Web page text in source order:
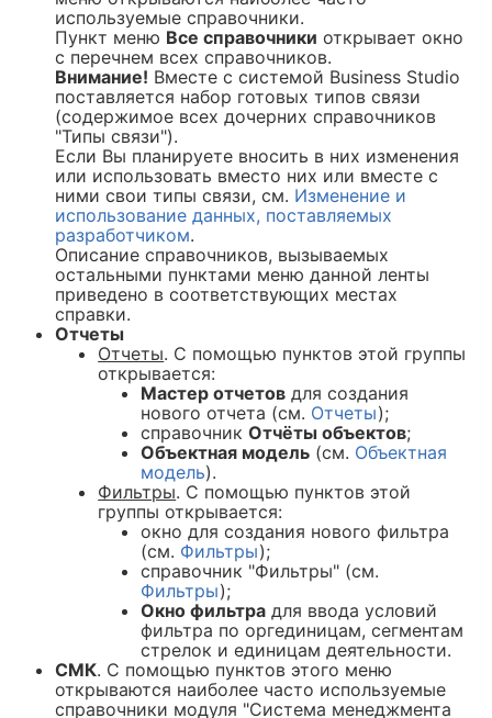
используемые справочники.
Пункт меню Все справочники открывает окно
с перечнем всех справочников.
Внимание! Вместе с системой Business Studio
поставляется набор готовых типов связи
(содержимое всех дочерних справочников
"Типы связи").
Если Вы планируете вносить в них изменения
или использовать вместо них или вместе с
ними свои типы связи, см. Изменение и
использование данных, поставляемых
разработчиком.
Описание справочников, вызываемых
остальными пунктами меню данной ленты
приведено в соответствующих местах
справки.
Отчеты
Отчеты. С помощью пунктов этой группы
открывается:
Мастер отчетов для создания
нового отчета (см. Отчеты);
справочникОтчёты объектов;
Объектная модель (см. Объектная
модель).
Фильтры. С помощью пунктов этой
группы открывается:
окно для создания нового фильтра
(см. Фильтры);
справочник "Фильтры" (см.
Фильтры);
Окно фильтра для ввода условий
фильтра по оргединицам, сегментам
стрелок и единицам деятельности.
СМК. С помощью пунктов этого меню
открываются наиболее часто используемые
справочники модуля "Система менеджмента